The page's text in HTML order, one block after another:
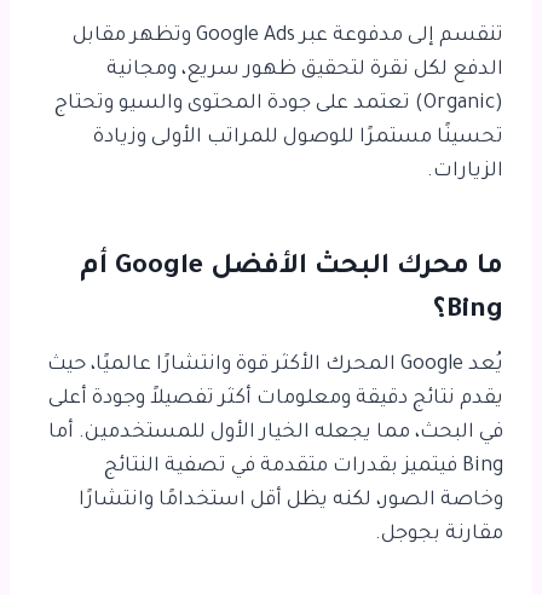
تنقسم إلى مدفوعة عبر Google Ads وتظهر مقابل
الدفع لكل نقرة لتحقيق ظهور سريع، ومجانية
(Organic) تعتمد على جودة المحتوى والسيو وتحتاج
تحسينًا مستمرًا للوصول للمراتب الأولى وزيادة
الزيارات.
ما محرك البحث الأفضل Google أم
Bing؟
يُعد Google المحرك الأكثر قوة وانتشارًا عالميًا، حيث
يقدم نتائج دقيقة ومعلومات أكثر تفصيلاً وجودة أعلى
في البحث، مما يجعله الخيار الأول للمستخدمين. أما
Bing فيتميز بقدرات متقدمة في تصفية النتائج
وخاصة الصور، لكنه يظل أقل استخدامًا وانتشارًا
مقارنة بجوجل.